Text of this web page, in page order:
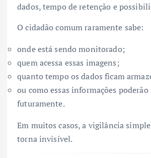
dados, tempo de retenção e
O cidadão comum raramente sabe:
onde está sendo monitorado;
quem acessa essas imagens;
quanto tempo os dados ficam
ou como essas informações poderão
futuramente.
Em muitos casos, a vigilância
torna invisível.